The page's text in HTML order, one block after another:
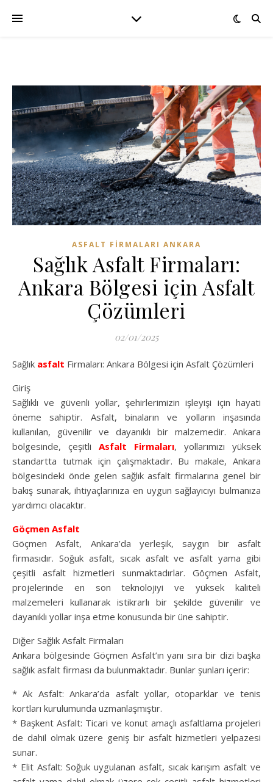
ASFALT FIRMALARI ANKARA
Sağlık Asfalt Firmaları:
Ankara Bölgesi için Asfalt
Çözümleri
02/01/2025
Sağlık asfalt Firmaları: Ankara Bölgesi için Asfalt Çözümleri
Giriş
Sağlıklı ve güvenli yollar, şehirlerimizin işleyişi için hayati
öneme sahiptir. Asfalt, binaların ve yolların inşasında
kullanılan, güvenilir ve dayanıklı bir malzemedir. Ankara
bölgesinde, çeşitli Asfalt Firmaları, yollarımızı yüksek
standartta tutmak için çalışmaktadır. Bu makale, Ankara
bölgesindeki önde gelen sağlık asfalt firmalarına genel bir
bakış sunarak, ihtiyaçlarınıza en uygun sağlayıcıyı bulmanıza
yardımcı olacaktır.
Göçmen Asfalt
Göçmen Asfalt, Ankara’da yerleşik, saygın bir asfalt
firmasıdır. Soğuk asfalt, sıcak asfalt ve asfalt yama gibi
çeşitli asfalt hizmetleri sunmaktadırlar. Göçmen Asfalt,
projelerinde en son teknolojiyi ve yüksek kaliteli
malzemeleri kullanarak istikrarlı bir şekilde güvenilir ve
dayanıklı yollar inşa etme konusunda bir üne sahiptir.
Diğer Sağlık Asfalt Firmaları
Ankara bölgesinde Göçmen Asfalt’ın yanı sıra bir dizi başka
sağlık asfalt firması da bulunmaktadır. Bunlar şunları içerir:
* Ak Asfalt: Ankara’da asfalt yollar, otoparklar ve tenis
kortları kurulumunda uzmanlaşmıştır.
* Başkent Asfalt: Ticari ve konut amaçlı asfaltlama projeleri
de dahil olmak üzere geniş bir asfalt hizmetleri yelpazesi
sunar.
* Elit Asfalt: Soğuk uygulanan asfalt, sıcak karışım asfalt ve